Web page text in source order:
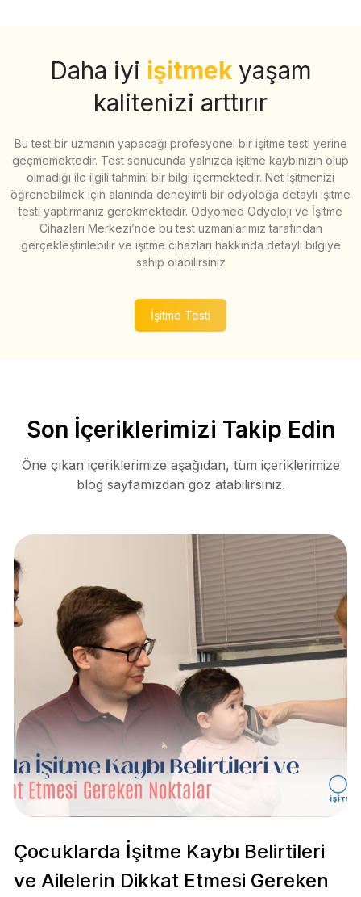
Daha iyi işitmek yaşam
kalitenizi arttırır
Bu test bir uzmanın yapacağı profesyonel bir işitme testi yerine
geçmemektedir. Test sonucunda yalnızca işitme kaybınızın olup
olmadığı ile ilgili tahmini bir bilgi içermektedir. Net işitmenizi
öğrenebilmek için alanında deneyimli bir odyoloğa detaylı işitme
testi yaptırmanız gerekmektedir. Odyomed Odyoloji ve İşitme
Cihazları Merkezi’nde bu test uzmanlarımız tarafından
gerçekleştirilebilir ve işitme cihazları hakkında detaylı bilgiye
sahip olabilirsiniz
İşitme Testi
Son İçeriklerimizi Takip Edin
Öne çıkan içeriklerimize aşağıdan, tüm içeriklerimize
blog sayfamızdan göz atabilirsiniz.
Çocuklarda İşitme Kaybı Belirtileri
ve Ailelerin Dikkat Etmesi Gereken